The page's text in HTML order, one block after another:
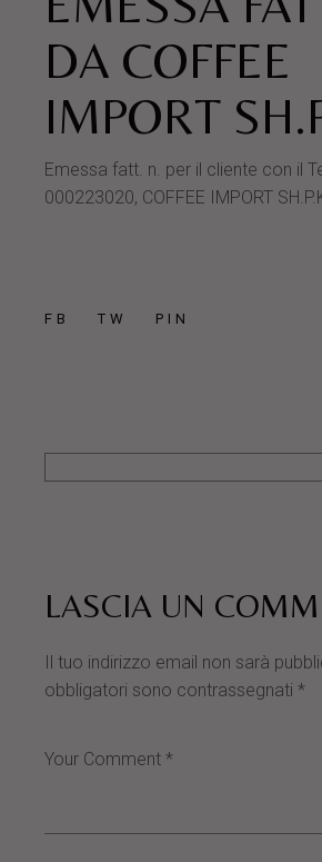
DA COFFEE
IMPORT
Emessa fatt. n. per il cliente con il
000223020, COFFEE IMPORT
FB TW PIN
LASCIA UN
Il tuo indirizzo email non sarà
obbligatori sono contrassegnati*